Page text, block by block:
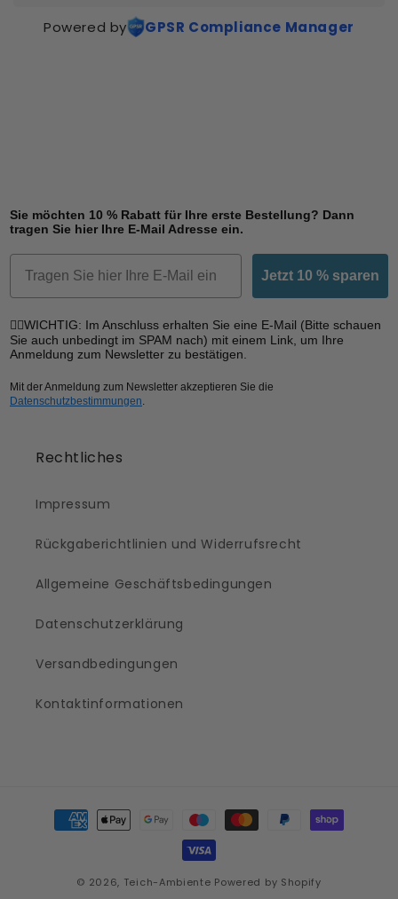
Powered by GPSR Compliance Manager
Sie möchten 10 % Rabatt für Ihre erste Bestellung? Dann
tragen Sie hier Ihre E-Mail Adresse ein.
Email
Jetzt 10 % sparen
☝🏼WICHTIG: Im Anschluss erhalten Sie eine E-Mail (Bitte schauen
Sie auch unbedingt im SPAM nach) mit einem Link, um Ihre
Anmeldung zum Newsletter zu bestätigen.
Mit der Anmeldung zum Newsletter akzeptieren Sie die
Datenschutzbestimmungen
Rechtliches
Impressum
Rückgaberichtlinien und Widerrufsrecht
Allgemeine Geschäftsbedingungen
Datenschutzerklärung
Versandbedingungen
Kontaktinformationen
Zahlungsmethoden
© 2026, Teich-Ambiente Powered by Shopify